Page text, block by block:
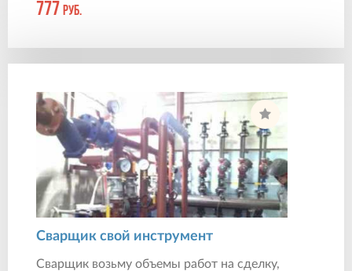
777 руб.
Сварщик свой инструмент
Сварщик возьму объемы работ на сделку,